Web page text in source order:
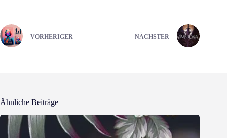
VORHERIGER NÄCHSTER
Ähnliche Beiträge